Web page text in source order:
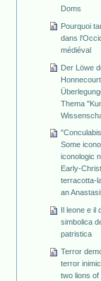
Doms
Pourquoi
dans
médiéval
Der Löwe
Thema
Some
iconologic
Early-
terracotta-
an
Il leone e il
simbolica
patristica
Terror
terror
two lions of